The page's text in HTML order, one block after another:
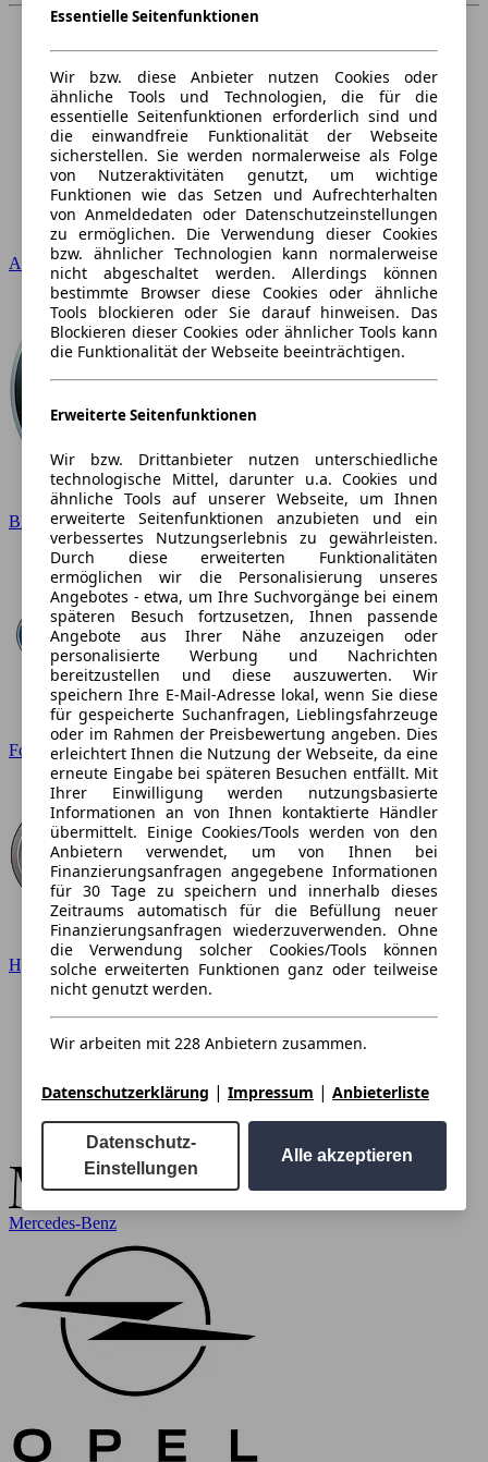
Audi
BMW
Ford
Hyundai
Mercedes-Benz
Essentielle Seitenfunktionen
Wir bzw. diese Anbieter nutzen Cookies oder
ähnliche Tools und Technologien, die für die
essentielle Seitenfunktionen erforderlich sind und
die einwandfreie Funktionalität der Webseite
sicherstellen. Sie werden normalerweise als Folge
von Nutzeraktivitäten genutzt, um wichtige
Funktionen wie das Setzen und Aufrechterhalten
von Anmeldedaten oder Datenschutzeinstellungen
zu ermöglichen. Die Verwendung dieser Cookies
bzw. ähnlicher Technologien kann normalerweise
nicht abgeschaltet werden. Allerdings können
bestimmte Browser diese Cookies oder ähnliche
Tools blockieren oder Sie darauf hinweisen. Das
Blockieren dieser Cookies oder ähnlicher Tools kann
die Funktionalität der Webseite beeinträchtigen.
Erweiterte Seitenfunktionen
Wir bzw. Drittanbieter nutzen unterschiedliche
technologische Mittel, darunter u.a. Cookies und
ähnliche Tools auf unserer Webseite, um Ihnen
erweiterte Seitenfunktionen anzubieten und ein
verbessertes Nutzungserlebnis zu gewährleisten.
Durch diese erweiterten Funktionalitäten
ermöglichen wir die Personalisierung unseres
Angebotes - etwa, um Ihre Suchvorgänge bei einem
späteren Besuch fortzusetzen, Ihnen passende
Angebote aus Ihrer Nähe anzuzeigen oder
personalisierte Werbung und Nachrichten
bereitzustellen und diese auszuwerten. Wir
speichern Ihre E-Mail-Adresse lokal, wenn Sie diese
für gespeicherte Suchanfragen, Lieblingsfahrzeuge
oder im Rahmen der Preisbewertung angeben. Dies
erleichtert Ihnen die Nutzung der Webseite, da eine
erneute Eingabe bei späteren Besuchen entfällt. Mit
Ihrer Einwilligung werden nutzungsbasierte
Informationen an von Ihnen kontaktierte Händler
übermittelt. Einige Cookies/Tools werden von den
Anbietern verwendet, um von Ihnen bei
Finanzierungsanfragen angegebene Informationen
für 30 Tage zu speichern und innerhalb dieses
Zeitraums automatisch für die Befüllung neuer
Finanzierungsanfragen wiederzuverwenden. Ohne
die Verwendung solcher Cookies/Tools können
solche erweiterten Funktionen ganz oder teilweise
nicht genutzt werden.
Wir arbeiten mit 228 Anbietern zusammen.
Datenschutzerklärung | Impressum | Anbieterliste
Datenschutz-
Einstellungen
Alle akzeptieren